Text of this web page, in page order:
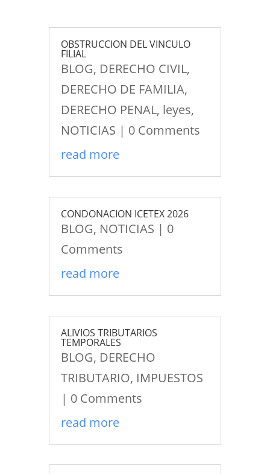
OBSTRUCCION DEL VINCULO
FILIAL
BLOG, DERECHO CIVIL,
DERECHO DE FAMILIA,
DERECHO PENAL, leyes,
NOTICIAS | 0 Comments
read more
CONDONACION ICETEX 2026
BLOG, NOTICIAS | 0
Comments
read more
ALIVIOS TRIBUTARIOS
TEMPORALES
BLOG, DERECHO
TRIBUTARIO, IMPUESTOS
| 0 Comments
read more